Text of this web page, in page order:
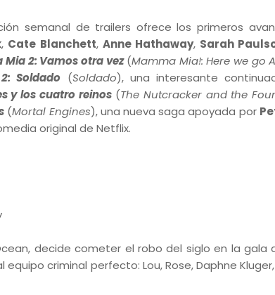
semanal de trailers ofrece los primeros
, Cate Blanchett, Anne Hathaway, Sarah
Mia 2: Vamos otra vez(Mamma Mia!: Here we go
Soldado (Soldado), una interesante
y los cuatro reinos(The Nutcracker and the
(Mortal Engines), una nueva saga apoyada por
original de Netflix.
decide cometer el robo del siglo en la gala
criminal perfecto: Lou, Rose, Daphne